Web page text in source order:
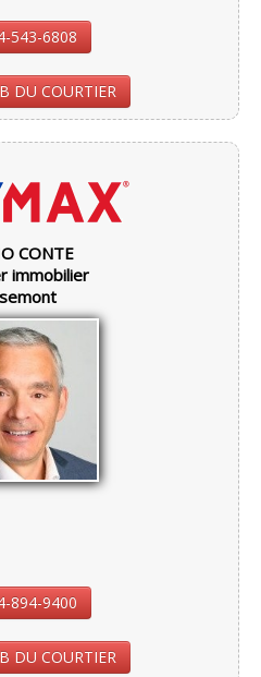
543-6808
DU COURTIER
CONTE
immobilier
894-9400
DU COURTIER